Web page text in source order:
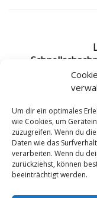
Um dir ein optimales
wie Cookies, um
zuzugreifen. Wenn du
Daten wie das
verarbeiten. Wenn du
zurückziehst, können
beeinträchtigt werden.
Impressum